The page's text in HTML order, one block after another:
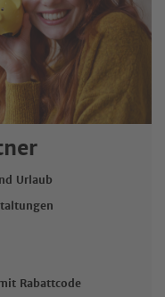
Urlaub
Rabattcode